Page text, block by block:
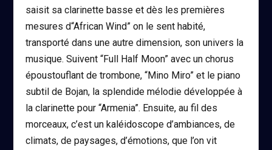
saisit sa clarinette basse et dès les premières
mesures d“African Wind” on le sent habité,
transporté dans une autre dimension, son univers la
musique. Suivent “Full Half Moon” avec un chorus
époustouflant de trombone, “Mino Miro” et le piano
subtil de Bojan, la splendide mélodie développée à
la clarinette pour “Armenia”. Ensuite, au fil des
morceaux, c’est un kaléidoscope d’ambiances, de
climats, de paysages, d’émotions, que l’on vit